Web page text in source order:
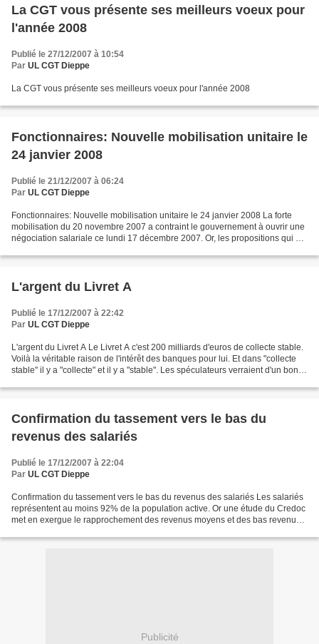
La CGT vous présente ses meilleurs voeux pour
l'année 2008
Publié le 27/12/2007 à 10:54
Par UL CGT Dieppe
La CGT vous présente ses meilleurs voeux pour l'année 2008
Fonctionnaires: Nouvelle mobilisation unitaire le
24 janvier 2008
Publié le 21/12/2007 à 06:24
Par UL CGT Dieppe
Fonctionnaires: Nouvelle mobilisation unitaire le 24 janvier 2008 La forte
mobilisation du 20 novembre 2007 a contraint le gouvernement à ouvrir une
négociation salariale ce lundi 17 décembre 2007. Or, les propositions qui ont
L'argent du Livret A
Publié le 17/12/2007 à 22:42
Par UL CGT Dieppe
L'argent du Livret A Le Livret A c'est 200 milliards d'euros de collecte stable.
Voilà la véritable raison de l'intérêt des banques pour lui. Et dans "collecte
stable" il y a "collecte" et il y a "stable". Les spéculateurs verraient d'un bon
Confirmation du tassement vers le bas du
revenus des salariés
Publié le 17/12/2007 à 22:04
Par UL CGT Dieppe
Confirmation du tassement vers le bas du revenus des salariés Les salariés
représentent au moins 92% de la population active. Or une étude du Credoc
met en exergue le rapprochement des revenus moyens et des bas revenus,
Publicité